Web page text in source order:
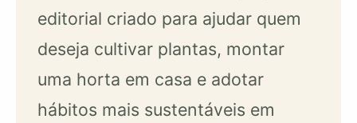
editorial criado para ajudar quem
deseja cultivar plantas, montar
uma horta em casa e adotar
hábitos mais sustentáveis em